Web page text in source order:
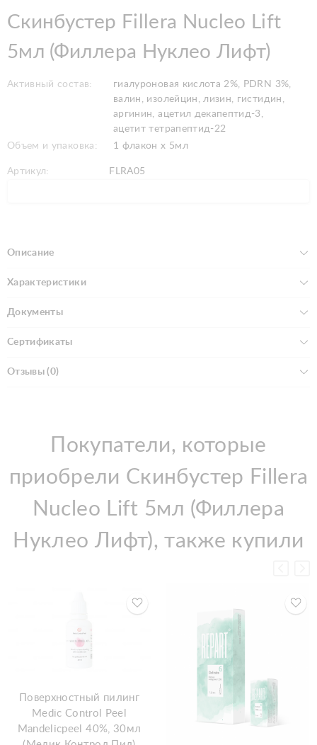
Скинбустер Fillera Nucleo Lift
5мл (Филлера Нуклео Лифт)
Активный состав:
гиалуроновая кислота 2%, PDRN 3%,
валин, изолейцин, лизин, гистидин,
аргинин, ацетил декапептид-3,
ацетит тетрапептид-22
Объем и упаковка:
1 флакон х 5мл
Артикул: FLRA05
Описание
Характеристики
Документы
Сертификаты
Отзывы (0)
Покупатели, которые
приобрели Скинбустер Fillera
Nucleo Lift 5мл (Филлера
Нуклео Лифт), также купили
Поверхностный пилинг
Medic Control Peel
Mandelicpeel 40%, 30мл